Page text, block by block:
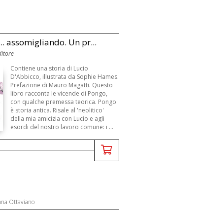
assomigliando. Un pr...
Contiene una storia di Lucio
D'Abbicco, illustrata da Sophie Hames.
Prefazione di Mauro Magatti. Questo
libro racconta le vicende di Pongo,
con qualche premessa teorica. Pongo
è storia antica. Risale al 'neolitico'
della mia amicizia con Lucio e agli
esordi del nostro lavoro comune: i ...
Ottaviano